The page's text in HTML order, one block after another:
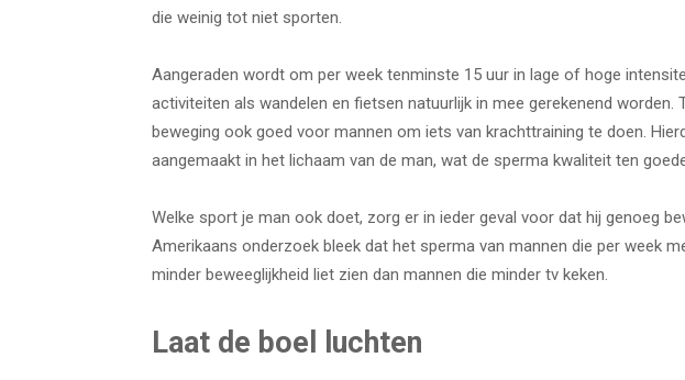
die weinig tot niet sporten.
Aangeraden wordt om per week tenminste 15 uur in lage of hoge
activiteiten als wandelen en fietsen natuurlijk in mee gerekenend
beweging ook goed voor mannen om iets van krachttraining te doen.
aangemaakt in het lichaam van de man, wat de sperma kwaliteit ten
Welke sport je man ook doet, zorg er in ieder geval voor dat hij genoeg
Amerikaans onderzoek bleek dat het sperma van mannen die per week
minder beweeglijkheid liet zien dan mannen die minder tv keken.
Laat de boel luchten